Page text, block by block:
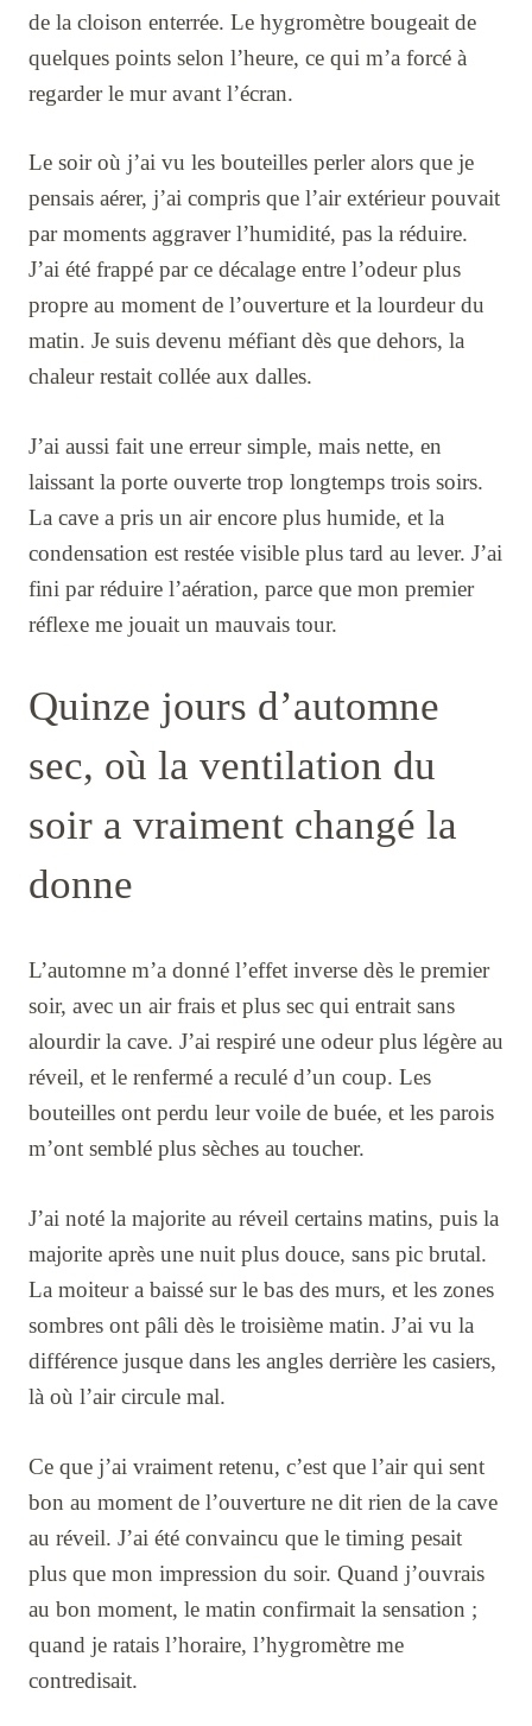
de la cloison enterrée. Le hygromètre bougeait de
quelques points selon l’heure, ce qui m’a forcé à
regarder le mur avant l’écran.
Le soir où j’ai vu les bouteilles perler alors que je
pensais aérer, j’ai compris que l’air extérieur pouvait
par moments aggraver l’humidité, pas la réduire.
J’ai été frappé par ce décalage entre l’odeur plus
propre au moment de l’ouverture et la lourdeur du
matin. Je suis devenu méfiant dès que dehors, la
chaleur restait collée aux dalles.
J’ai aussi fait une erreur simple, mais nette, en
laissant la porte ouverte trop longtemps trois soirs.
La cave a pris un air encore plus humide, et la
condensation est restée visible plus tard au lever. J’ai
fini par réduire l’aération, parce que mon premier
réflexe me jouait un mauvais tour.
Quinze jours d’automne
sec, où la ventilation du
soir a vraiment changé la
donne
L’automne m’a donné l’effet inverse dès le premier
soir, avec un air frais et plus sec qui entrait sans
alourdir la cave. J’ai respiré une odeur plus légère au
réveil, et le renfermé a reculé d’un coup. Les
bouteilles ont perdu leur voile de buée, et les parois
m’ont semblé plus sèches au toucher.
J’ai noté la majorite au réveil certains matins, puis la
majorite après une nuit plus douce, sans pic brutal.
La moiteur a baissé sur le bas des murs, et les zones
sombres ont pâli dès le troisième matin. J’ai vu la
différence jusque dans les angles derrière les casiers,
là où l’air circule mal.
Ce que j’ai vraiment retenu, c’est que l’air qui sent
bon au moment de l’ouverture ne dit rien de la cave
au réveil. J’ai été convaincu que le timing pesait
plus que mon impression du soir. Quand j’ouvrais
au bon moment, le matin confirmait la sensation ;
quand je ratais l’horaire, l’hygromètre me
contredisait.